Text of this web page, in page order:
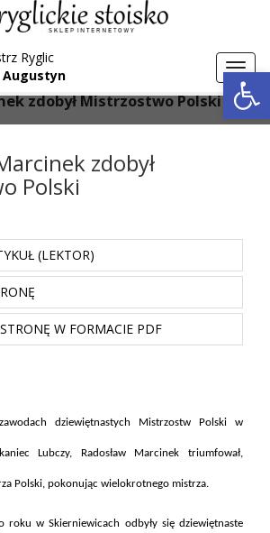
Ryglic
Augustyn
Aktualności
zdobył Mistrzostwo Polski
zdobył
Polski
(LEKTOR)
W FORMACIE PDF
dziewiętnastych Mistrzostw Polski w
Lubczy, Radosław Marcinek triumfował,
Polski, pokonując wielokrotnego mistrza.
roku w Skierniewicach odbyły się dziewiętnaste